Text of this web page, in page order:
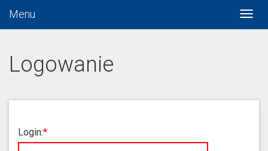
Menu
Logowanie
Login: